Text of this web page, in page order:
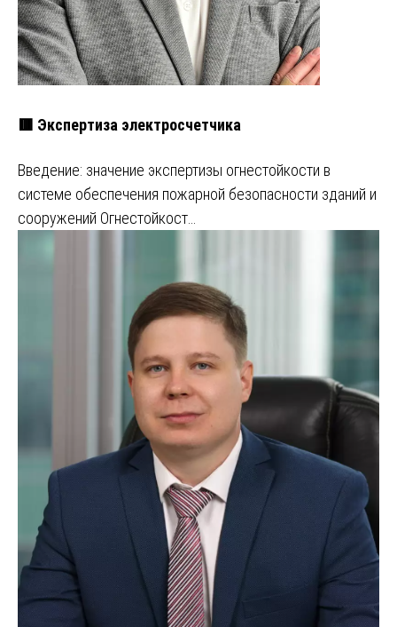
🟥 Экспертиза электросчетчика
Введение: значение экспертизы огнестойкости в
системе обеспечения пожарной безопасности зданий и
сооружений Огнестойкост…